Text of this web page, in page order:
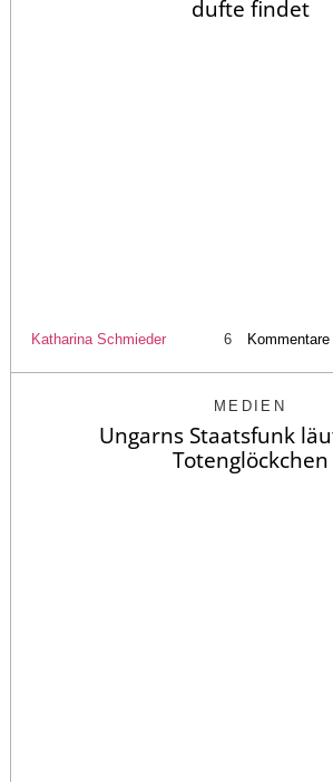
dufte findet
Katharina Schmieder 6
MEDIEN
Ungarns Staatsfunk
Totenglöckchen